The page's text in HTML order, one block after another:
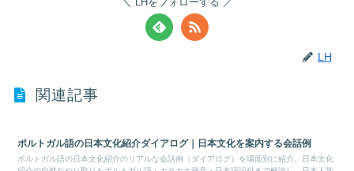
LH
関連記事
ポルトガル語の日本文化紹介ダイアログ｜日本文化を案内する会話例
ポルトガル語の日本文化紹介のリアルな会話例（ダイアログ）を場面別に紹介。日本文化